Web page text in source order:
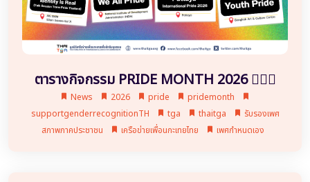
ตารางกิจกรรม PRIDE MONTH 2026 🏳️‍🌈✨
News 2026 pride
pridemonth
supportgenderrecognitionTH
tga thaitga
รับรองเพศ
สภาพภาคประชาชน
เครือข่ายเพื่อนกะเทยไทย เพศกำหนดเอง